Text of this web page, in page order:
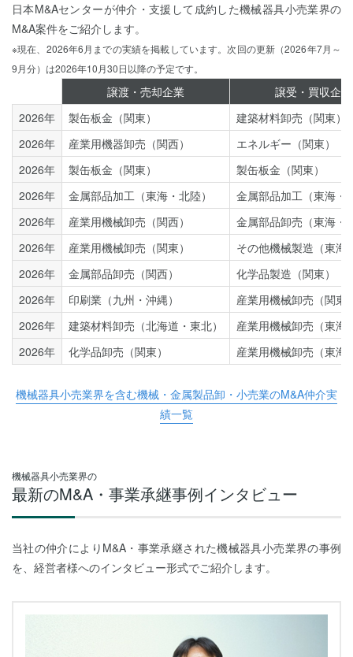
日本M&Aセンターが仲介・支援して成約した機械器具小売業界の
M&A案件をご紹介します。
※現在、2026年6月までの実績を掲載しています。次回の更新（2026年7月～
9月分）は2026年10月30日以降の予定です。
譲渡・売却企業
譲受・買収企業
2026年
製缶板金（関東）
建築材料卸売（関東）
2026年
産業用機器卸売（関西）
エネルギー（関東）
2026年
製缶板金（関東）
製缶板金（関東）
2026年
金属部品加工（東海・北陸）
金属部品加工（東海・
2026年
産業用機械卸売（関西）
金属部品卸売（東海・
2026年
産業用機械卸売（関東）
その他機械製造（東海
2026年
金属部品卸売（関西）
化学品製造（関東）
2026年
印刷業（九州・沖縄）
産業用機械卸売（関東
2026年
建築材料卸売（北海道・東北）
産業用機械卸売（東海
2026年
化学品卸売（関東） 産業用機械卸売（東海
機械器具小売業界を含む機械・金属製品卸・小売業のM&A仲介実
績一覧
機械器具小売業界の
最新のM&A・事業承継事例インタビュー
当社の仲介によりM&A・事業承継された機械器具小売業界の事例
を、経営者様へのインタビュー形式でご紹介します。